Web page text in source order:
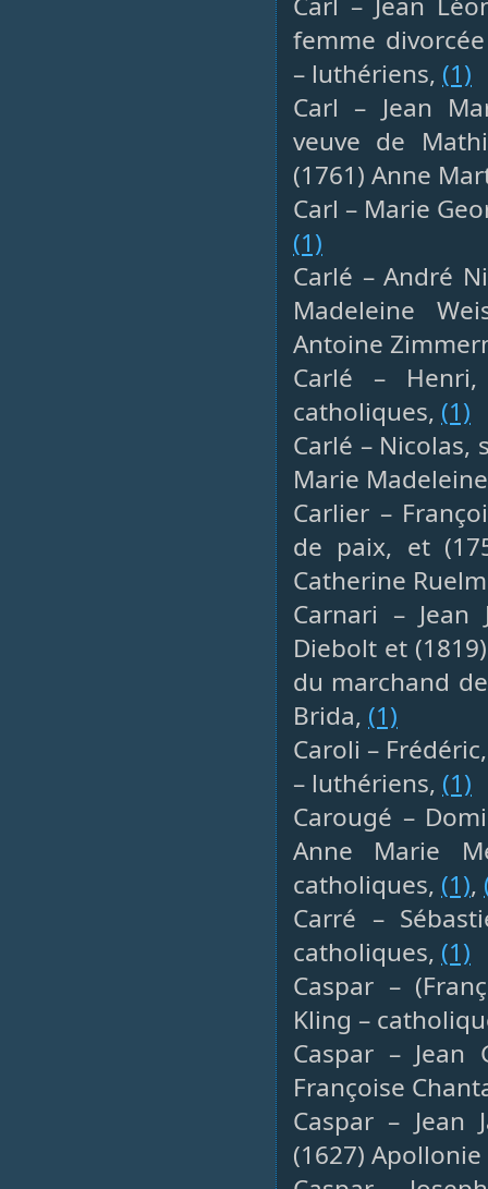
femme
– luthériens, (1)
Carl – Jean
veuve de
(1761) Anne
Carl – Marie
(1)
Carlé – André
Madeleine
Antoine
Carlé –
catholiques, (1)
Carlé –
Marie
Carlier –
de paix, et
Catherine
Carnari – Jean
Diebolt et
du marchand
Brida, (1)
Caroli –
– luthériens, (1)
Carougé –
Anne Marie
catholiques, (1),
Carré –
catholiques, (1)
Caspar –
Kling –
Caspar – Jean
Françoise
Caspar – Jean
(1627)